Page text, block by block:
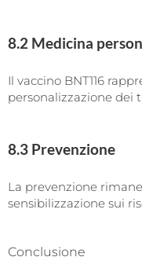
8.2 Medicina
Il vaccino BNT116
personalizzazione dei
8.3 Prevenzione
La prevenzione
sensibilizzazione sui
Conclusione